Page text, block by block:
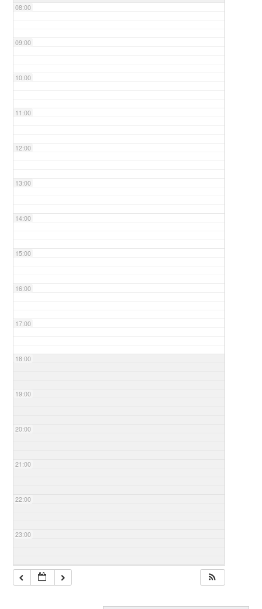
08:00
09:00
10:00
11:00
12:00
13:00
14:00
15:00
16:00
17:00
18:00
19:00
20:00
21:00
22:00
23:00